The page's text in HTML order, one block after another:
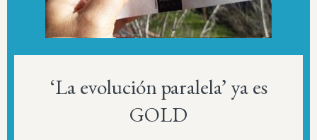
‘La evolución paralela’ ya es
GOLD